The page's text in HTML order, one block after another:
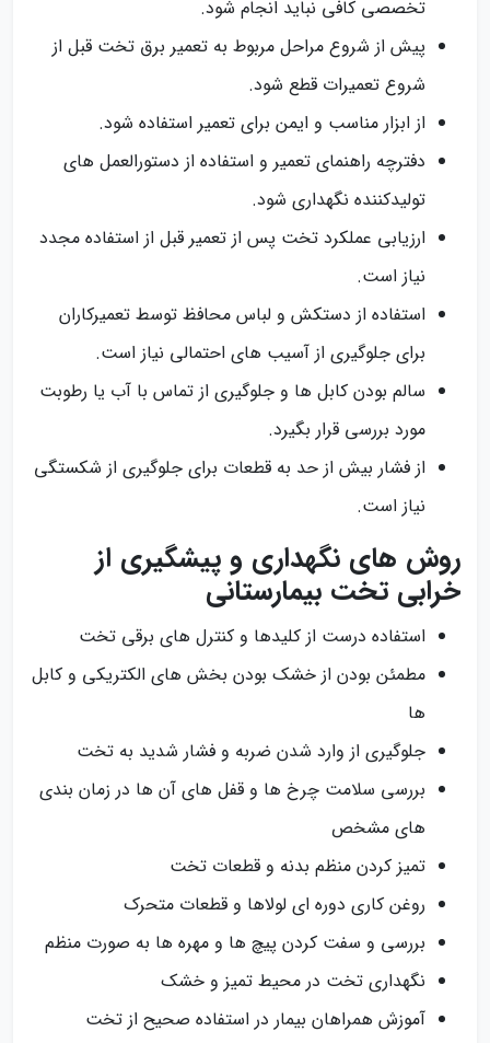
تخصصی کافی نباید انجام شود.
پیش از شروع مراحل مربوط به تعمیر برق تخت قبل از
شروع تعمیرات قطع شود.
از ابزار مناسب و ایمن برای تعمیر استفاده شود.
دفترچه راهنمای تعمیر و استفاده از دستورالعمل‌ های
تولیدکننده نگهداری شود.
ارزیابی عملکرد تخت پس از تعمیر قبل از استفاده مجدد
نیاز است.
استفاده از دستکش و لباس محافظ توسط تعمیرکاران
برای جلوگیری از آسیب‌ های احتمالی نیاز است.
سالم بودن کابل‌ ها و جلوگیری از تماس با آب یا رطوبت
مورد بررسی قرار بگیرد.
از فشار بیش از حد به قطعات برای جلوگیری از شکستگی
نیاز است.
روش‌ های نگهداری و پیشگیری از
خرابی تخت بیمارستانی
استفاده درست از کلیدها و کنترل‌ های برقی تخت
مطمئن بودن از خشک بودن بخش‌ های الکتریکی و کابل‌
ها
جلوگیری از وارد شدن ضربه و فشار شدید به تخت
بررسی سلامت چرخ‌ ها و قفل‌ های آن ها در زمان بندی
های مشخص
تمیز کردن منظم بدنه و قطعات تخت
روغن‌ کاری دوره‌ ای لولاها و قطعات متحرک
بررسی و سفت کردن پیچ‌ ها و مهره‌ ها به‌ صورت منظم
نگهداری تخت در محیط تمیز و خشک
آموزش همراهان بیمار در استفاده صحیح از تخت